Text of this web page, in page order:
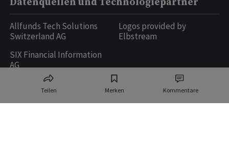
Teilen Merken Kommentare
Allfunds Tech Solutions
Switzerland AG
SIX Financial Information
AG
Logos provided by
Elbstream
Ringier AG | Ringier Medien Schweiz